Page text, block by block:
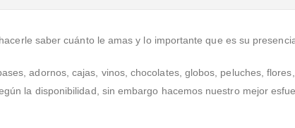
saber cuánto le amas y lo importante que es su
adornos, cajas, vinos, chocolates, globos, peluches,
la disponibilidad, sin embargo hacemos nuestro mejor